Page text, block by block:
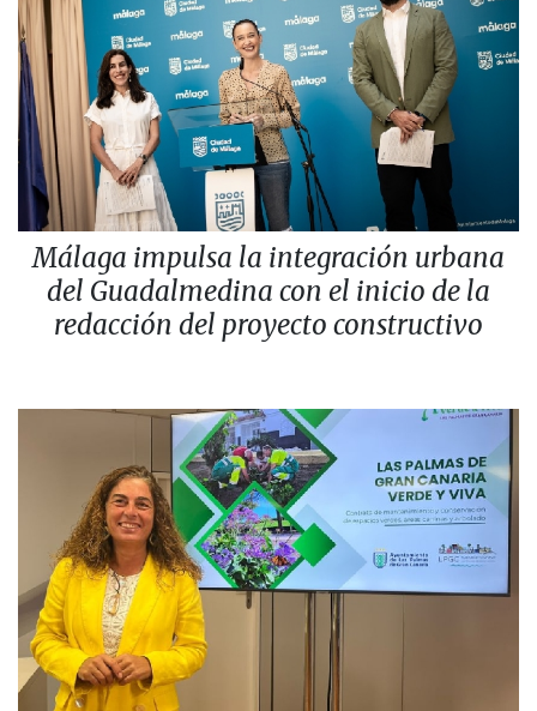
Málaga impulsa la integración urbana
del Guadalmedina con el inicio de la
redacción del proyecto constructivo